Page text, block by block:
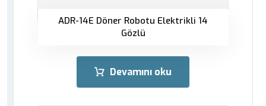
ADR-14E Döner Robotu Elektrikli 14
Gözlü
Devamını oku